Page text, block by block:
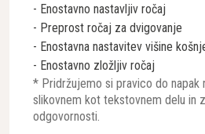
- Enostavno nastavljiv ročaj
- Preprost ročaj za dvigovanje
- Enostavna nastavitev višine
- Enostavno zložljiv ročaj
* Pridržujemo si pravico do napak
slikovnem kot tekstovnem delu in
odgovornosti.